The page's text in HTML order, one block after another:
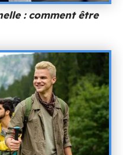
: comment être